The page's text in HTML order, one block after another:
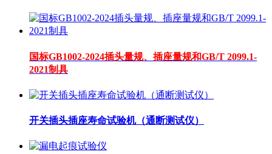
国标GB1002-2024插头量规、插座量规和GB/T 2099.1-
2021制具
开关插头插座寿命试验机（通断测试仪）